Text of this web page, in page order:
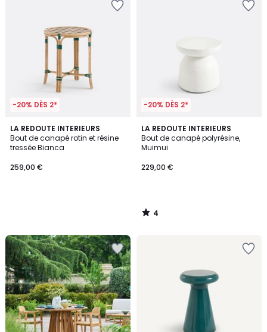
-20% DÈS 2*
LA REDOUTE INTERIEURS
Bout de canapé rotin et résine
tressée Bianca
259,00 €
-20% DÈS 2*
LA REDOUTE INTERIEURS
Bout de canapé polyrésine,
Muimui
229,00 €
4
/
5
4
/